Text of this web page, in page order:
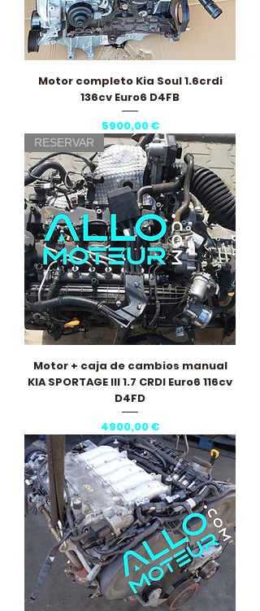
Motor completo Kia Soul 1.6crdi
136cv Euro6 D4FB
Precio
5900,00 €
RESERVAR
Motor + caja de cambios manual
KIA SPORTAGE III 1.7 CRDI Euro6 116cv
D4FD
Precio
4900,00 €